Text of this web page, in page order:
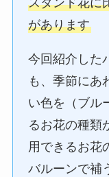
スタンド花に
があります
今回紹介した
も、季節にあ
い色を（ブル
るお花の種類
用できるお花
バルーンで補